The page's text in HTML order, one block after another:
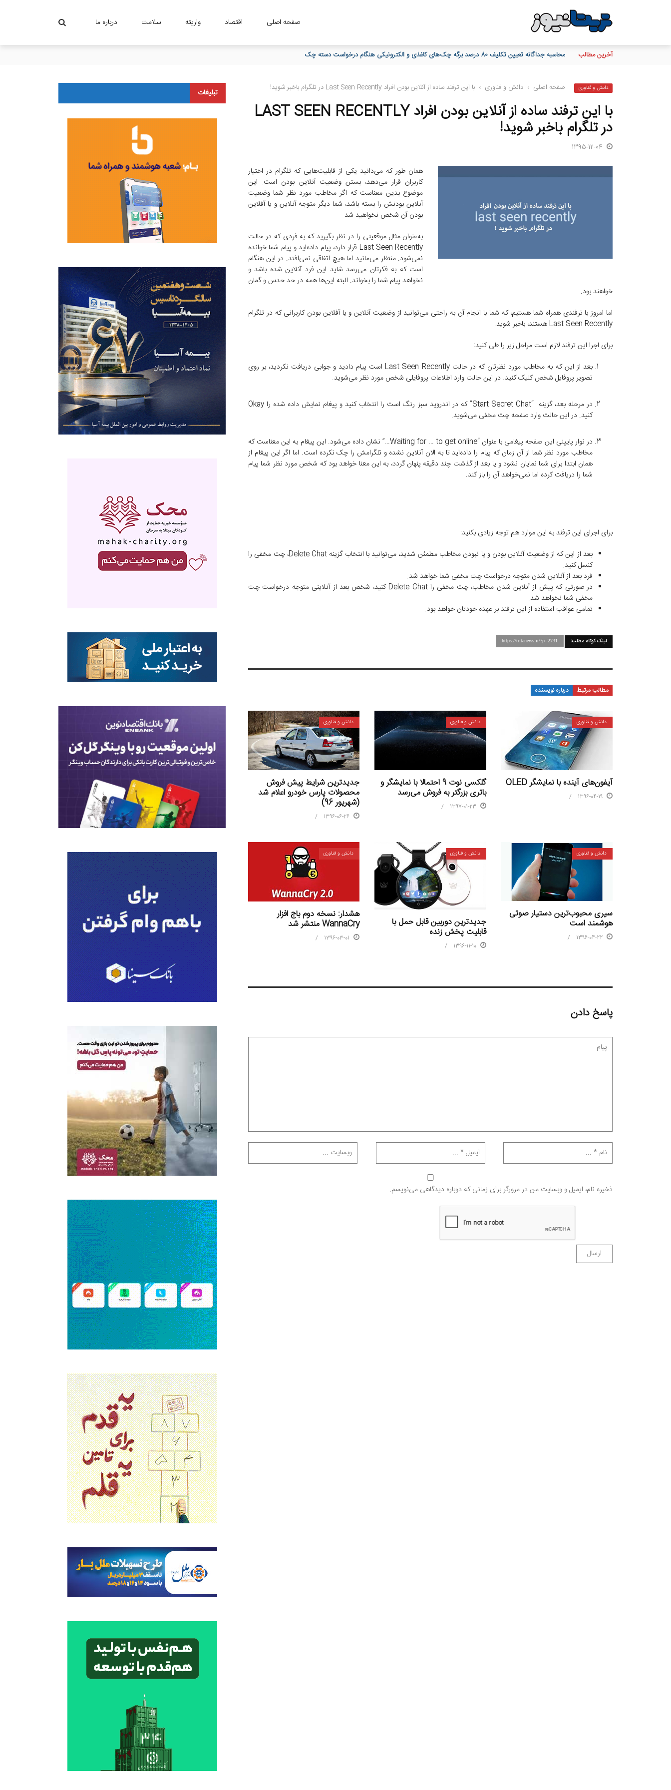
صفحه اصلی اقتصاد واریته سلامت درباره ما
آخرین مطالب محاسبه جداگانه تعیین تکلیف 80 درصد برگه چک‌های کاغذی و الکترونیکی هنگام درخواست دسته چک
دانش و فناوری صفحه اصلی › دانش و فناوری › با این ترفند ساده از آنلاین بودن افراد Last Seen Recently در تلگرام باخبر شوید!
با این ترفند ساده از آنلاین بودن افراد LAST SEEN RECENTLY
در تلگرام باخبر شوید!
1395-12-04
همان طور که می‌دانید یکی از قابلیت‌هایی که تلگرام در اختیار
کاربران قرار می‌دهد، بستن وضعیت آنلاین بودن است. این
موضوع بدین معناست که اگر مخاطب مورد نظر شما وضعیت
آنلاین بودنش را بسته باشد، شما دیگر متوجه آنلاین و یا آفلاین
بودن آن شخص نخواهید شد.
به‌عنوان مثال موقعیتی را در نظر بگیرید که به فردی که در حالت
Last Seen Recently قرار دارد، پیام داده‌اید و پیام شما خوانده
نمی‌شود. منتظر می‌مانید اما هیچ اتفاقی نمی‌افتد. در این هنگام
است که به فکرتان می‌رسد شاید این فرد آنلاین شده باشد و
نخواهد پیام شما را بخواند. البته این‌ها همه در حد حدس و گمان
خواهند بود.
اما امروز با ترفندی همراه شما هستیم، که شما با انجام آن به راحتی می‌توانید از وضعیت آنلاین و یا آفلاین بودن کاربرانی که در تلگرام
Last Seen Recently هستند، باخبر شوید.
برای اجرا این ترفند لازم است مراحل زیر را طی کنید:
بعد از این که به مخاطب مورد نظرتان که در حالت Last Seen Recently است پیام دادید و جوابی دریافت نکردید، بر روی
تصویر پروفایل شخص کلیک کنید. در این حالت وارد اطلاعات پروفایلی شخص مورد نظر می‌شوید.
در مرحله بعد، گزینه “Start Secret Chat” که در اندروید سبز رنگ است را انتخاب کنید و پیغام نمایش داده شده را Okay
کنید. در این حالت وارد صفحه چت مخفی می‌شوید.
در نوار پایینی این صفحه پیغامی با عنوان “Waiting for … to get online…” نشان داده می‌شود. این پیغام به این معناست که
مخاطب مورد نظر شما از آن زمان که پیام را داده‌اید تا به الان آنلاین نشده و تلگرامش را چک نکرده است. اما اگر این پیغام از
همان ابتدا برای شما نمایان نشود و یا بعد از گذشت چند دقیقه پنهان گردد، به این معنا خواهد بود که شخص مورد نظر شما پیام
شما را دریافت کرده اما نمی‌خواهد آن را باز کند.
برای اجرای این ترفند به این موارد هم توجه زیادی بکنید:
بعد از این که از وضعیت آنلاین بودن و یا نبودن مخاطب مطمئن شدید، می‌توانید با انتخاب گزینه Delete Chat، چت مخفی را
کنسل کنید.
فرد بعد از آنلاین شدن متوجه درخواست چت مخفی شما خواهد شد.
در صورتی که پیش از آنلاین شدن مخاطب، چت مخفی را ‌Delete Chat کنید، شخص بعد از آنلاینی متوجه درخواست چت
مخفی شما نخواهد شد.
تمامی عواقب استفاده از این ترفند بر عهده خودتان خواهد بود.
لینک کوتاه مطلب: https://tritanews.ir/?p=2731
مطالب مرتبط درباره نویسنده
دانش و فناوری
آیفون‌های آینده با نمایشگر OLED
1396-04-19
دانش و فناوری
گلکسی نوت 9 احتمالا با نمایشگر و
باتری بزرگتر به فروش می‌رسد
1397-01-23
دانش و فناوری
جدیدترین شرایط پیش فروش
محصولات پارس خودرو اعلام شد
(شهریور 96)
1396-06-26
دانش و فناوری
سیری محبوب‌ترین دستیار صوتی
هوشمند است
1396-04-22
دانش و فناوری
جدیدترین دوربین قابل حمل با
قابلیت پخش زنده
1396-11-10
دانش و فناوری
هشدار: نسخه دوم باج افزار
WannaCry منتشر شد
1396-03-01
پاسخ دادن
ذخیره نام، ایمیل و وبسایت من در مرورگر برای زمانی که دوباره دیدگاهی می‌نویسم.
تبلیغات